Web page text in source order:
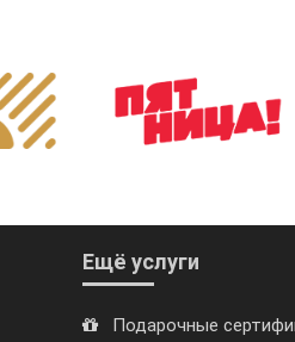
Ещё услуги
Подарочные